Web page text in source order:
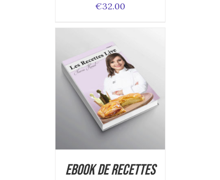
€32.00
ADD TO CART
/
DETAILS
Ebook de Recettes